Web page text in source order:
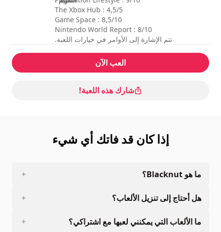
The Xbox Hub : 4,5/5
Game Space : 8,5/10
Nintendo World Report : 8/10
تتم الإشارة إلى الأوامر في خيارات اللعبة.
العب الآن
شارك هذه اللعبة!
إذا كان قد فاتك أي شيء
ما هو Blacknut؟
هل أحتاج إلى تنزيل الألعاب؟
ما الألعاب التي يمكنني لعبها مع اشتراكي؟